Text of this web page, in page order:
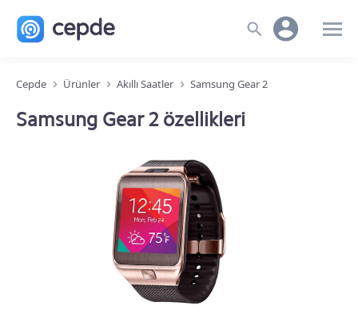
Cepde Ürünler Akıllı Saatler Samsung Gear 2
Samsung Gear 2 özellikleri